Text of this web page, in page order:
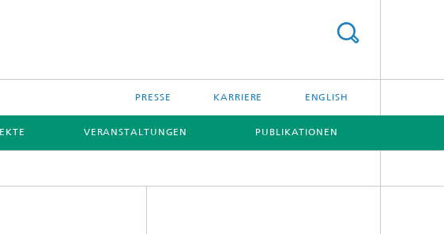
PRESSE KARRIERE ENGLISH
VERANSTALTUNGEN PUBLIKATIONEN